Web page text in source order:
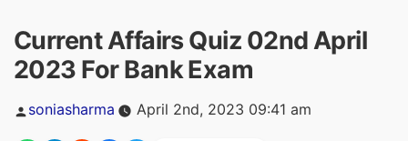
Current Affairs Quiz 02nd April
2023 For Bank Exam
Posted
soniasharma April 2nd, 2023 09:41 am